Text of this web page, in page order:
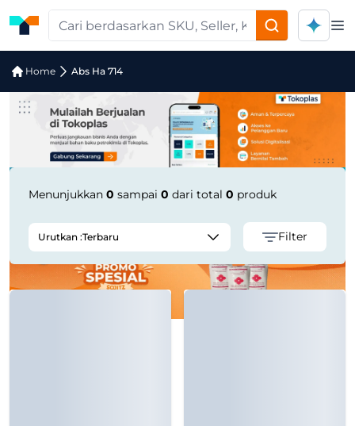
Home Abs Ha 714
Jual Abs Ha 714 | Supplier Terpercaya
Menunjukkan 0 sampai 0 dari total 0 produk
Urutkan :Terbaru Filter